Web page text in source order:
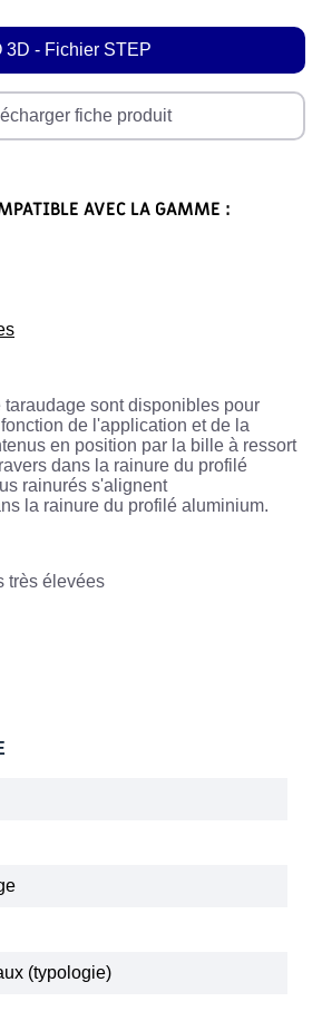
3D - Fichier STEP
fiche produit
AVEC LA GAMME :
taraudage sont disponibles pour
de l'application et de la
en position par la bille à ressort
dans la rainure du profilé
rainurés s'alignent
la rainure du profilé aluminium.
très élevées
(typologie)